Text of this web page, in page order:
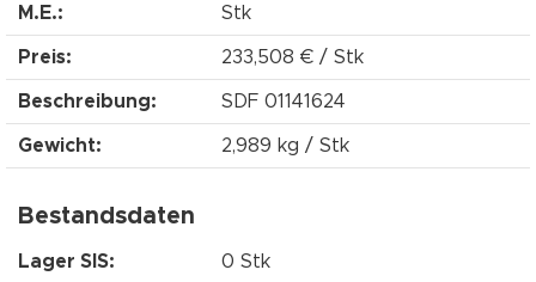
M.E.: Stk
Preis: 233,508 € / Stk
Beschreibung: SDF 01141624
Gewicht: 2,989 kg / Stk
Bestandsdaten
Lager SIS: 0 Stk